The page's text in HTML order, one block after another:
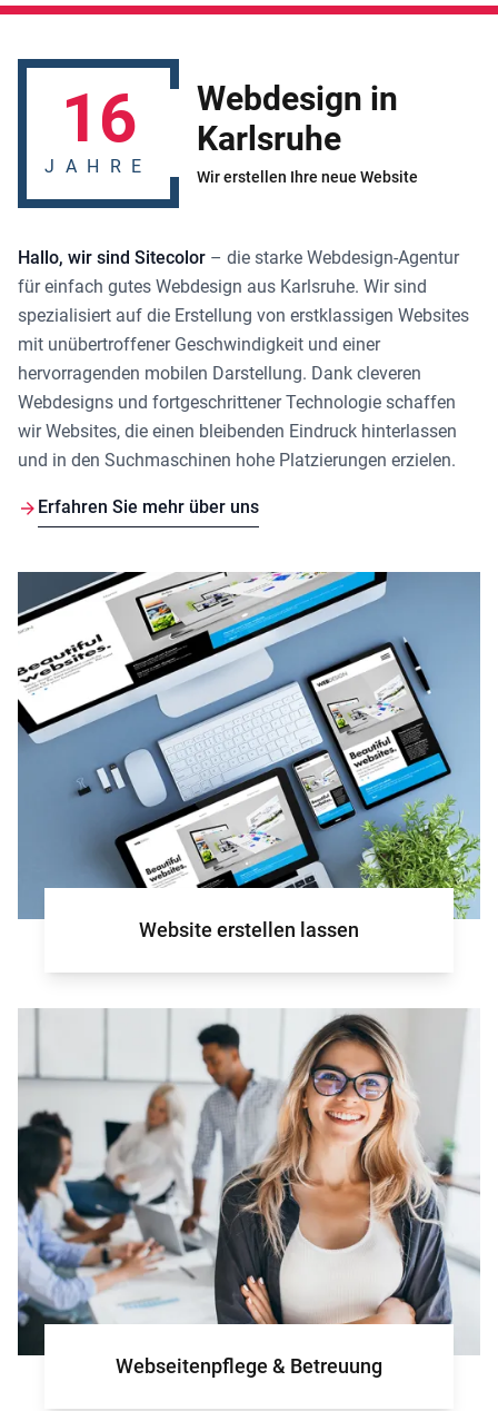
16
JAHRE
Webdesign in
Karlsruhe
Wir erstellen Ihre neue Website
Hallo, wir sind Sitecolor – die starke Webdesign-Agentur
für einfach gutes Webdesign aus Karlsruhe. Wir sind
spezialisiert auf die Erstellung von erstklassigen Websites
mit unübertroffener Geschwindigkeit und einer
hervorragenden mobilen Darstellung. Dank cleveren
Webdesigns und fortgeschrittener Technologie schaffen
wir Websites, die einen bleibenden Eindruck hinterlassen
und in den Suchmaschinen hohe Platzierungen erzielen.
Erfahren Sie mehr über uns
Website erstellen lassen
Webseitenpflege & Betreuung